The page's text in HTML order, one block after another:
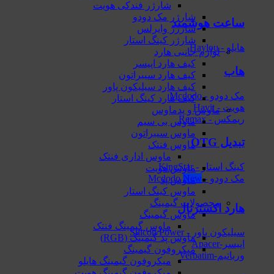
ساعت هوشمند
هایلو - Haylou
هاب
مک دودو - Mcdodo
هویت - Havit
ریمکس - Remax
تبدیل OTG
کینگ استار - KingStar
مک دودو - Mcdodo
هارد اکسترنال
سیلیکون پاور - Silicon Power
اپیسر-Apacer
ورباتیم-Verbatim
شارژر فندکی هویت
شارژر مک دودو
شارژر وایرلس
شارژر کینگ استار
لوازم جانبی هارد
کیف هارد اپیسر
کیف هارد سیبراتون
کیف هارد سیلیکون پاور
کیف هارد کینگ استار
ماوس و پدماوس
ماوس بی سیم
ماوس سیبراتون
ماوس فنتک
ماوس اداری فنتک
ماوس هویت
ماوس پد
ماوس کینگ استار
محصولات گیمینگ
ماوس گیمینگ
ماوس گیمینگ فنتک
ماوس‌ پد گیمینگ (RGB)
میکروفون گیمینگ
میکروفون گیمینگ هایلو